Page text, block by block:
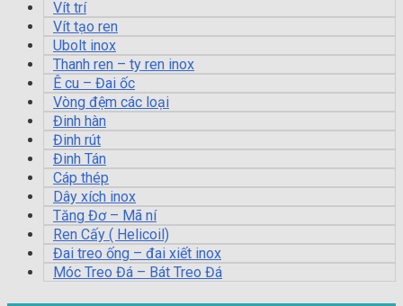
Vít trí
Vít tạo ren
Ubolt inox
Thanh ren – ty ren inox
Ê cu – Đai ốc
Vòng đệm các loại
Đinh hàn
Đinh rút
Đinh Tán
Cáp thép
Dây xích inox
Tăng Đơ – Mã ní
Ren Cấy ( Helicoil)
Đai treo ống – đai xiết inox
Móc Treo Đá – Bát Treo Đá